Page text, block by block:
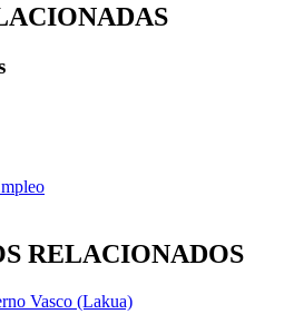
RELACIONADOS
Vasco (Lakua)